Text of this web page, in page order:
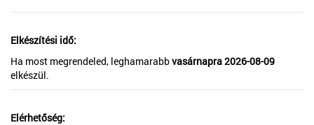
Elkészítési idő:
Ha most megrendeled, leghamarabbvasárnapra 2026-08-09
elkészül.
Elérhetőség: